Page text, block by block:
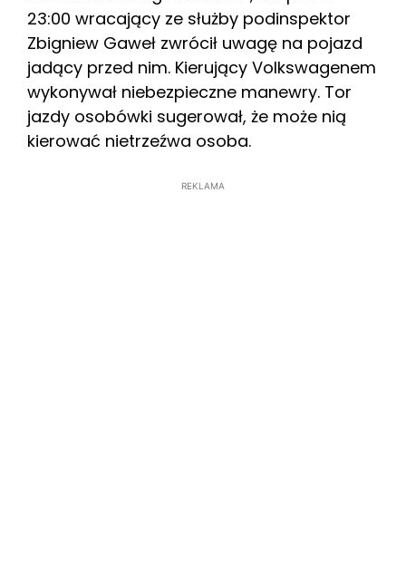
23:00 wracający ze służby podinspektor
Zbigniew Gaweł zwrócił uwagę na pojazd
jadący przed nim. Kierujący Volkswagenem
wykonywał niebezpieczne manewry. Tor
jazdy osobówki sugerował, że może nią
kierować nietrzeźwa osoba.
REKLAMA